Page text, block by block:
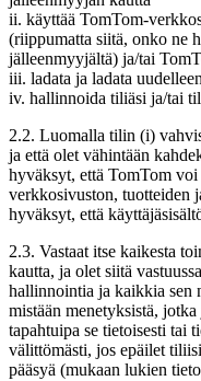
ii. käyttää TomTom-
(riippumatta siitä, onko ne
jälleenmyyjältä) ja/tai
iii. ladata ja ladata
iv. hallinnoida tiliäsi ja/tai
2.2. Luomalla tilin (i)
ja että olet vähintään
hyväksyt, että TomTom
verkkosivuston, tuotteiden
hyväksyt, että
2.3. Vastaat itse kaikesta
kautta, ja olet siitä
hallinnointia ja kaikkia sen
mistään menetyksistä,
tapahtuipa se tietoisesti tai
välittömästi, jos epäilet
pääsyä (mukaan lukien